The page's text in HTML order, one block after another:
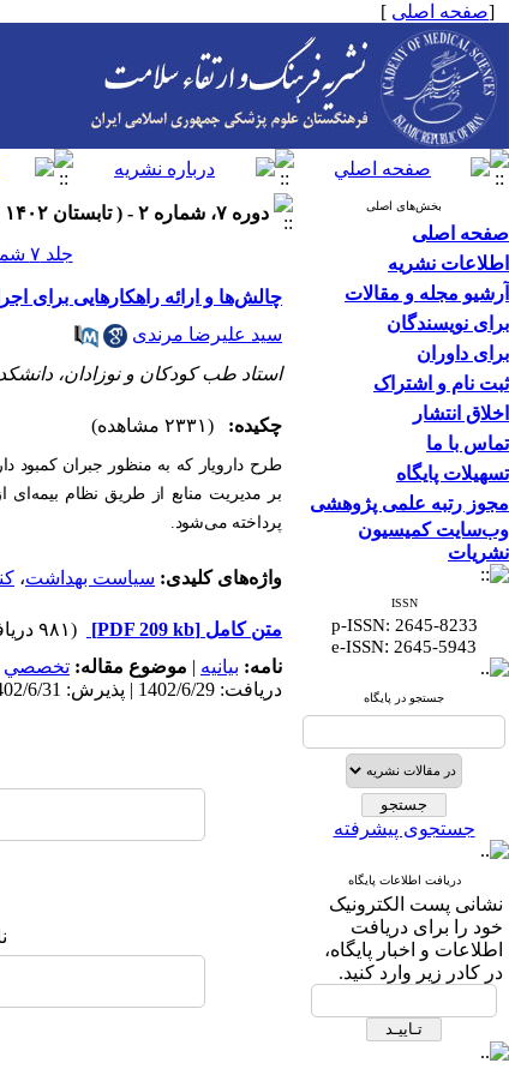
[صفحه اصلی ]
بخش‌های اصلی
صفحه اصلی
اطلاعات نشریه
آرشیو مجله و مقالات
برای نویسندگان
برای داوران
ثبت نام و اشتراک
اخلاق انتشار
تماس با ما
تسهیلات پایگاه
مجوز رتبه علمی پژوهشی
وب‌سایت کمیسیون
نشریات
ISSN
p-ISSN: 2645-8233
e-ISSN: 2645-5943
جستجو در پایگاه
جستجوی پیشرفته
دریافت اطلاعات پایگاه
نشانی پست الکترونیک
خود را برای دریافت
اطلاعات و اخبار پایگاه،
در کادر زیر وارد کنید.
دوره ۷، شماره ۲ - ( تابستان ۱۴۰۲ )
جلد ۷ شماره ۲ صفحات ۱۴۹-۱۴۷
چالش‌ها و ارائه راهکارهایی برای
سید علیرضا مرندی
استاد طب کودکان و نوزادان،
چکیده: (۲۳۳۱ مشاهده)
طرح دارویار که به منظور جبران
پرداخته می‌شود.
واژه‌های کلیدی: سیاست بهداشت،
متن کامل [PDF 209 kb]
(۹۸۱ دریافت)
نامه: بيانيه | موضوع مقاله: تخصصي
دریافت: 1402/6/29 | پذیرش: 1402/6/31 | انتشار الکترونیک پیش از انتشار نهایی: 1402/6/29 | انتشار: 1402/6/30